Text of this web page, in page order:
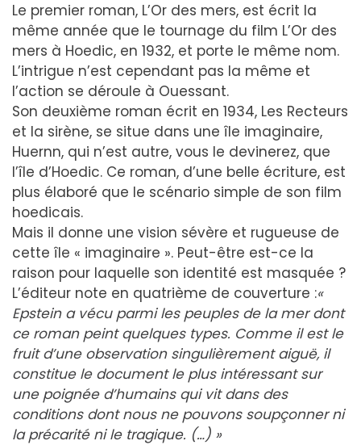
Le premier roman, L’Or des mers, est écrit la
même année que le tournage du film L’Or des
mers à Hoedic, en 1932, et porte le même nom.
L’intrigue n’est cependant pas la même et
l’action se déroule à Ouessant.
Son deuxième roman écrit en 1934, Les Recteurs
et la sirène, se situe dans une île imaginaire,
Huernn, qui n’est autre, vous le devinerez, que
l’île d’Hoedic. Ce roman, d’une belle écriture, est
plus élaboré que le scénario simple de son film
hoedicais.
Mais il donne une vision sévère et rugueuse de
cette île « imaginaire ». Peut-être est-ce la
raison pour laquelle son identité est masquée ?
L’éditeur note en quatrième de couverture :«
Epstein a vécu parmi les peuples de la mer dont
ce roman peint quelques types. Comme il est le
fruit d’une observation singulièrement aiguë, il
constitue le document le plus intéressant sur
une poignée d’humains qui vit dans des
conditions dont nous ne pouvons soupçonner ni
la précarité ni le tragique. (…) »